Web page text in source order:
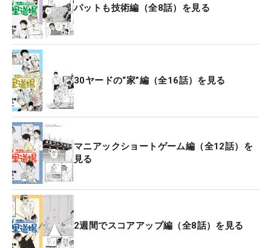
パットも技術編（全8話）を見る
30ヤードの“家”編（全16話）を見る
マニアックショートゲーム編（全12話）を
見る
2週間でスコアアップ編（全8話）を見る